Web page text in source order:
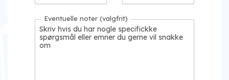
Eventuelle noter (valgfrit)